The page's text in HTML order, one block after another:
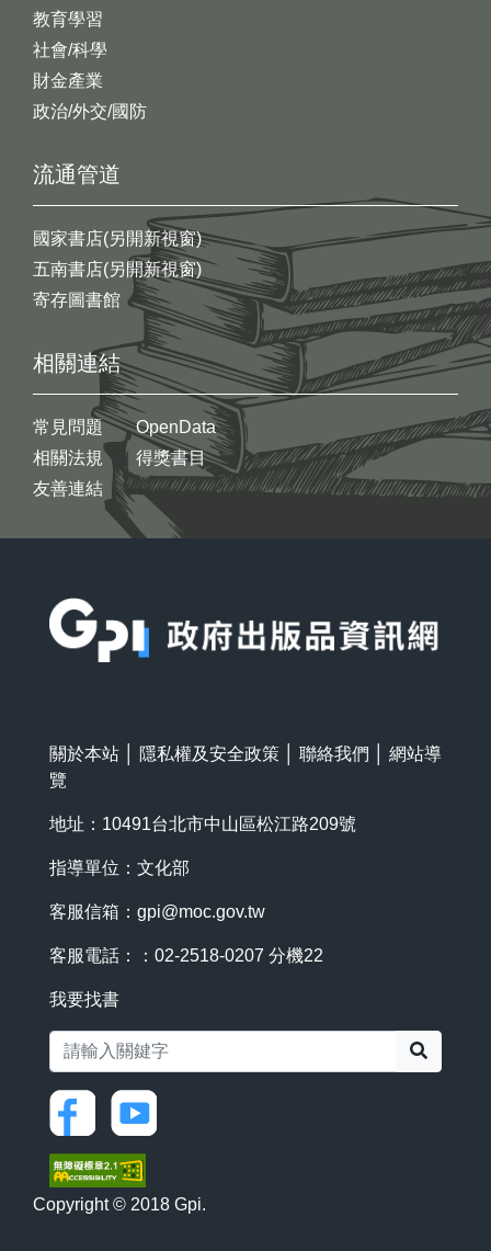
教育學習
社會/科學
財金產業
政治/外交/國防
流通管道
國家書店(另開新視窗)
五南書店(另開新視窗)
寄存圖書館
相關連結
常見問題
相關法規
友善連結
OpenData
得獎書目
關於本站 隱私權及安全政策 聯絡我們
網站導
覽
地址：10491台北市中山區松江路209號
指導單位：文化部
客服信箱： gpi@moc.gov.tw
客服電話：：02-2518-0207 分機22
我要找書
Copyright © 2018 Gpi.